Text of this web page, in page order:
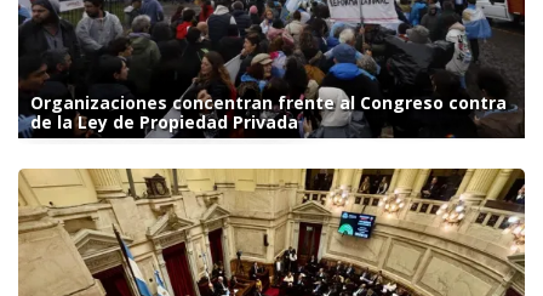
Organizaciones concentran frente al Congreso contra
de la Ley de Propiedad Privada